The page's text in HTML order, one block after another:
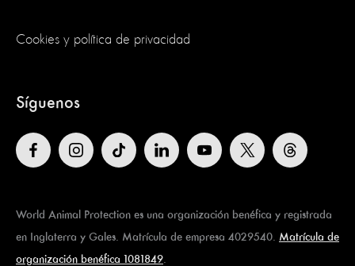
Cookies y política de privacidad
Síguenos
World Animal Protection es una organización benéfica y registrada
en Inglaterra y Gales. Matrícula de empresa 4029540. Matrícula de
organización benéfica 1081849